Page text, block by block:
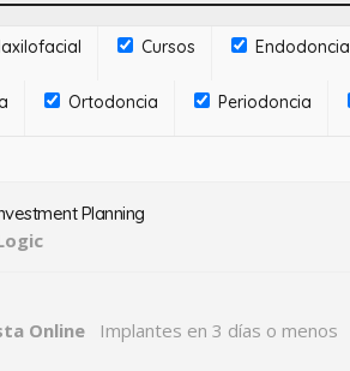
Cursos Endodoncia
Ortodoncia Periodoncia
Planning
Online Implantes en 3 días o menos